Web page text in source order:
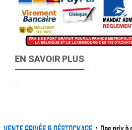
EN SAVOIR PLUS
-